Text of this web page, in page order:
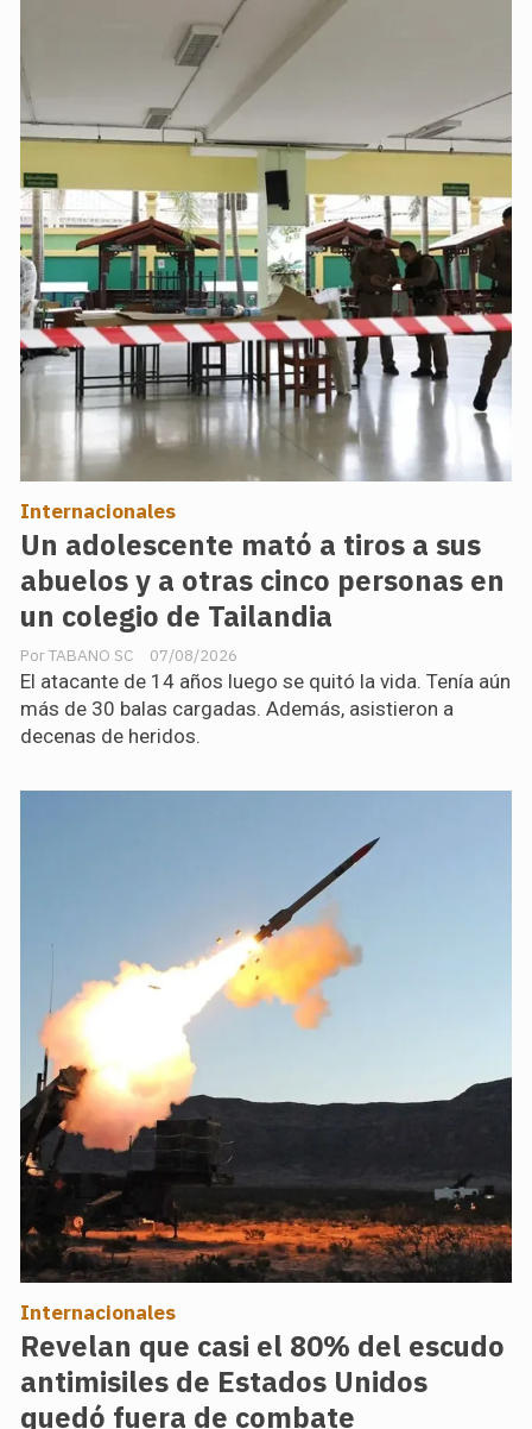
Un adolescente mató a tiros a sus
abuelos y a otras cinco personas en
un colegio de Tailandia
TABANO SC
Internacionales
07/08/2026
El atacante de 14 años luego se quitó la vida. Tenía aún
más de 30 balas cargadas. Además, asistieron a
decenas de heridos.
Revelan que casi el 80% del escudo
antimisiles de Estados Unidos
quedó fuera de combate
Internacionales